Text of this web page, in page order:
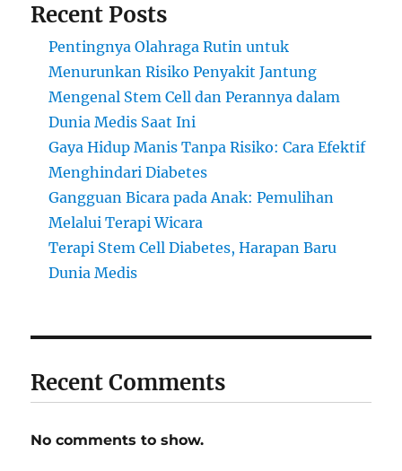
Recent Posts
Pentingnya Olahraga Rutin untuk
Menurunkan Risiko Penyakit Jantung
Mengenal Stem Cell dan Perannya dalam
Dunia Medis Saat Ini
Gaya Hidup Manis Tanpa Risiko: Cara Efektif
Menghindari Diabetes
Gangguan Bicara pada Anak: Pemulihan
Melalui Terapi Wicara
Terapi Stem Cell Diabetes, Harapan Baru
Dunia Medis
Recent Comments
No comments to show.